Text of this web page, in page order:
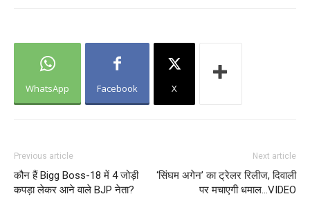
WhatsApp Facebook X
Previous article
कौन हैं Bigg Boss-18 में 4 जोड़ी
कपड़ा लेकर आने वाले BJP नेता?
Next article
‘सिंघम अगेन’ का ट्रेलर रिलीज, दिवाली
पर मचाएगी धमाल…VIDEO